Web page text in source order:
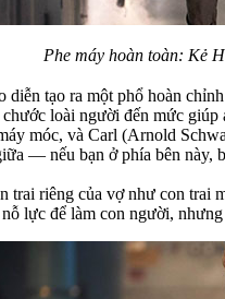
Phe máy hoàn toàn: Kẻ
tạo ra một phổ hoàn
loài người đến mức
móc, và Carl (Arnold
— nếu bạn ở phía bên này,
riêng của vợ như con
lực để làm con người,